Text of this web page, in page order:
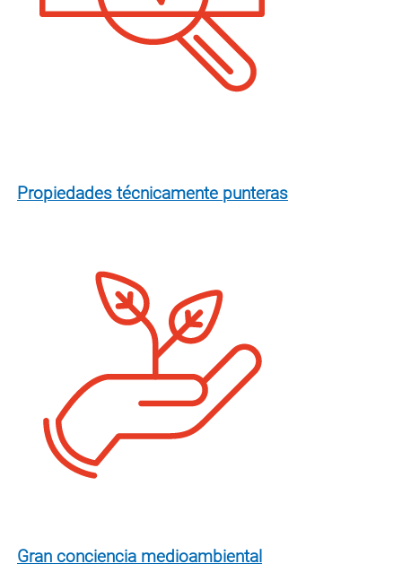
Propiedades técnicamente punteras
Gran conciencia medioambiental